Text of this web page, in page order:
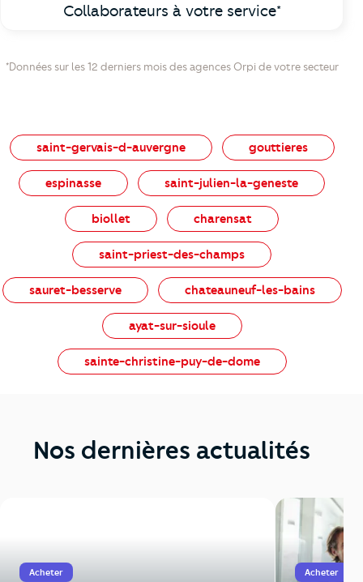
Collaborateurs à votre service*
*Données sur les 12 derniers mois des agences Orpi de votre secteur
saint-gervais-d-auvergne gouttieres
espinasse saint-julien-la-geneste
biollet charensat
saint-priest-des-champs
sauret-besserve chateauneuf-les-bains
ayat-sur-sioule
sainte-christine-puy-de-dome
Nos dernières actualités
Acheter Acheter